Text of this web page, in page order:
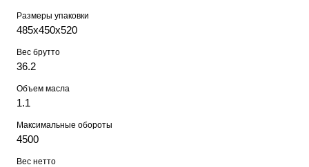
Размеры упаковки
485х450х520
Вес брутто
36.2
Объем масла
1.1
Максимальные обороты
4500
Вес нетто